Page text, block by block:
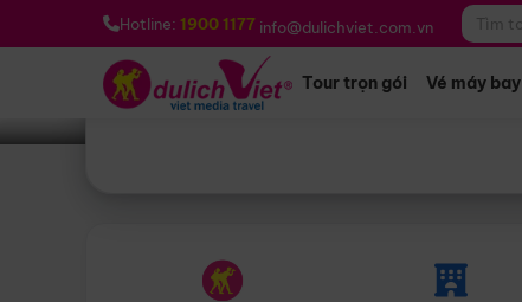
Hotline: 1900 1177 info@dulichviet.com.vn
Tour trọn gói Vé máy bay
Bạn muốn đi đâu? *